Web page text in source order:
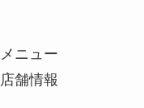
ニュー
舗情報